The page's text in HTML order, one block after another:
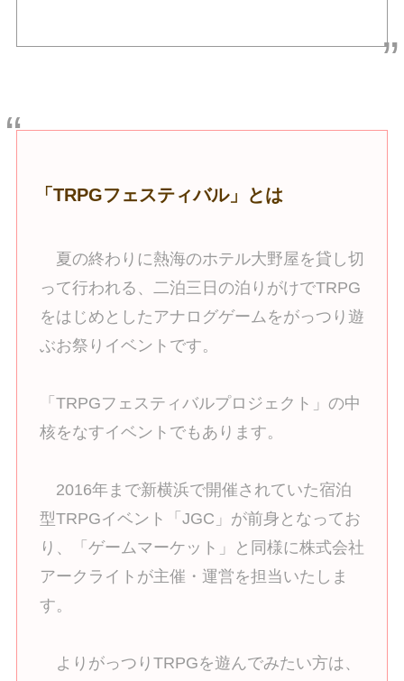
「TRPGフェスティバル」とは
夏の終わりに熱海のホテル大野屋を貸し切
って行われる、二泊三日の泊りがけでTRPG
をはじめとしたアナログゲームをがっつり遊
ぶお祭りイベントです。
「TRPGフェスティバルプロジェクト」の中
核をなすイベントでもあります。
2016年まで新横浜で開催されていた宿泊
型TRPGイベント「JGC」が前身となってお
り、「ゲームマーケット」と同様に株式会社
アークライトが主催・運営を担当いたしま
す。
よりがっつりTRPGを遊んでみたい方は、